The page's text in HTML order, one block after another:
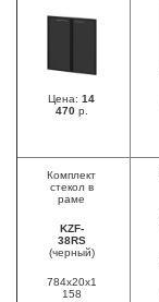
Цена: 14
470р.
Комплект
стекол в
раме
KZF-
38RS
(черный)
784х20х1
158